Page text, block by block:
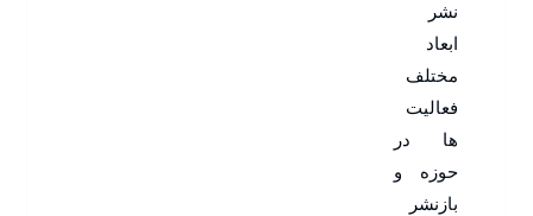
نشر
ابعاد
مختلف
فعالیت
ها در
حوزه و
بازنشر